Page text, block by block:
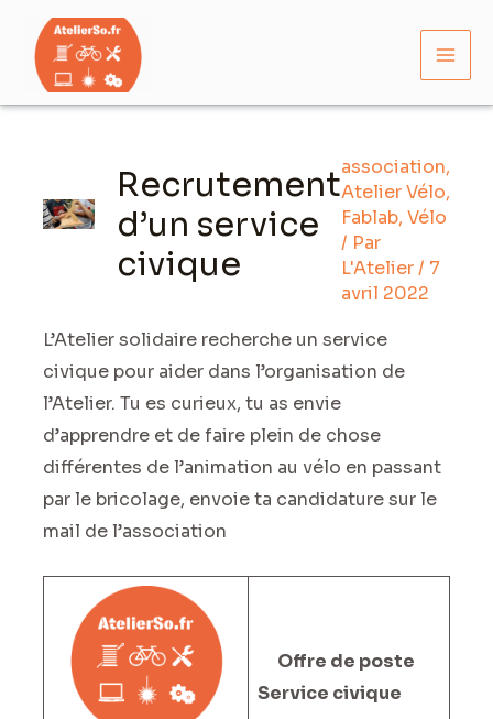
contenu
Recrutement
d’un service
civique
association,
Atelier Vélo,
Fablab,Vélo
/ Par
L'Atelier/ 7
avril 2022
L’Atelier solidaire recherche un service
civique pour aider dans l’organisation de
l’Atelier. Tu es curieux, tu as envie
d’apprendre et de faire plein de chose
différentes de l’animation au vélo en passant
par le bricolage, envoie ta candidature sur le
mail de l’association
Offre de poste
Service civique
Navigation